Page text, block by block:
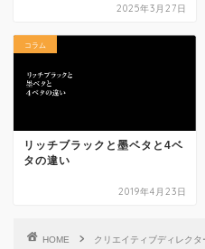
2025年3月27日
コラム
リッチブラックと墨ベタと4ベ
タの違い
2019年4月23日
HOME クリエイティブディレクタ